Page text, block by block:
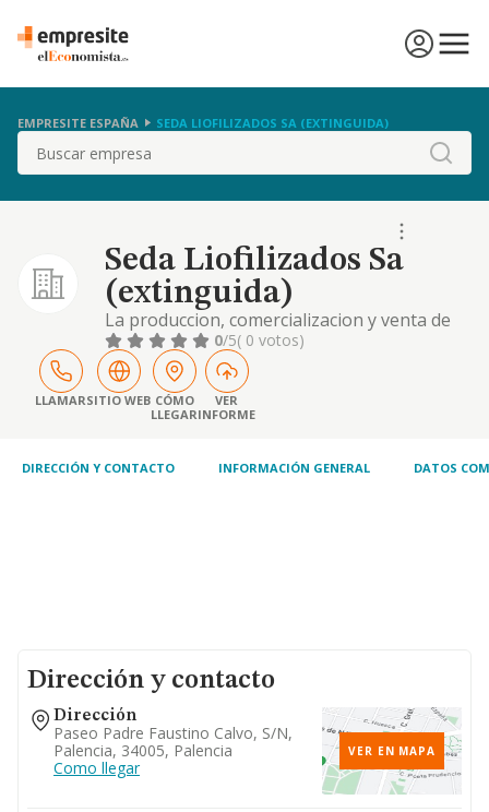
EMPRESITE ESPAÑA SEDA LIOFILIZADOS SA (EXTINGUIDA)
Buscar
Seda Liofilizados Sa
(extinguida)
La produccion, comercializacion y venta de
toda clase de productos alimenticios y en
especial de cafe en cualquiera de sus
variedades y calidades. la liofilizacion de
cualquier clase de producto alimenticio etc.
0/5( 0 votos)
LLAMARSITIO WEB CÓMO
LLEGAR
VER
INFORME
DIRECCIÓN Y CONTACTO INFORMACIÓN GENERAL DATOS
Dirección y contacto
Dirección
Paseo Padre Faustino Calvo, S/n,
Palencia, 34005, Palencia
Como llegar
VER EN MAPA